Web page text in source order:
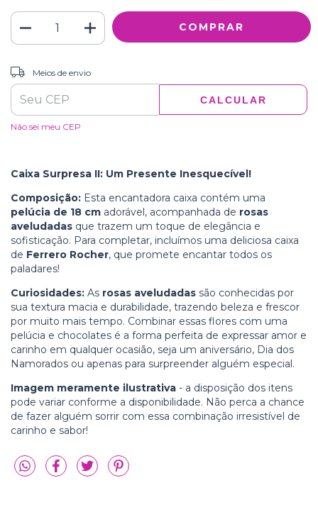
Entregas para o CEP:
Meios de envio
CALCULAR
Não sei meu CEP
Caixa Surpresa II: Um Presente Inesquecível!
Composição: Esta encantadora caixa contém uma
pelúcia de 18 cm adorável, acompanhada de rosas
aveludadas que trazem um toque de elegância e
sofisticação. Para completar, incluímos uma deliciosa caixa
de Ferrero Rocher, que promete encantar todos os
paladares!
Curiosidades: As rosas aveludadas são conhecidas por
sua textura macia e durabilidade, trazendo beleza e frescor
por muito mais tempo. Combinar essas flores com uma
pelúcia e chocolates é a forma perfeita de expressar amor e
carinho em qualquer ocasião, seja um aniversário, Dia dos
Namorados ou apenas para surpreender alguém especial.
Imagem meramente ilustrativa - a disposição dos itens
pode variar conforme a disponibilidade. Não perca a chance
de fazer alguém sorrir com essa combinação irresistível de
carinho e sabor!